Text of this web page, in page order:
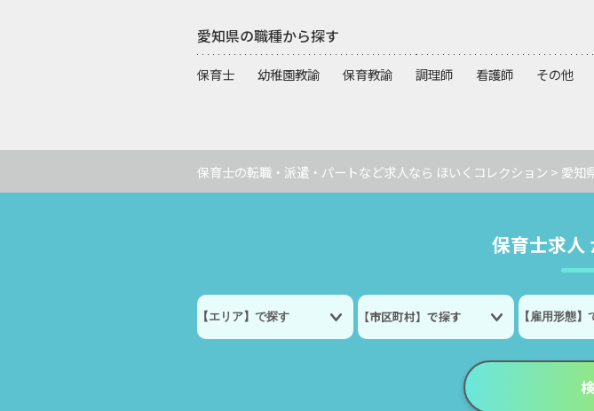
愛知県の職種から探す
保育士 幼稚園教諭 保育教諭 調理師 看護師 その他
保育士の転職・派遣・パートなど求人なら ほいくコレクション > 愛知
保育士求人
【市区町村】で探す